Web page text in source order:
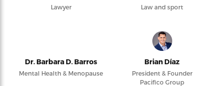
Lawyer Law and sport
Dr. Barbara D. Barros
Mental Health & Menopause
Brian Díaz
President & Founder
Pacifico Group